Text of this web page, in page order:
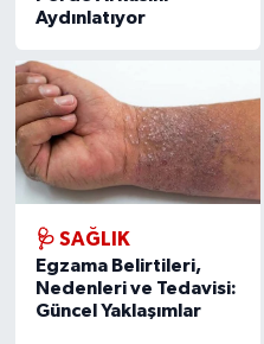
Aydınlatıyor
🩺 SAĞLIK
Egzama Belirtileri,
Nedenleri ve Tedavisi:
Güncel Yaklaşımlar